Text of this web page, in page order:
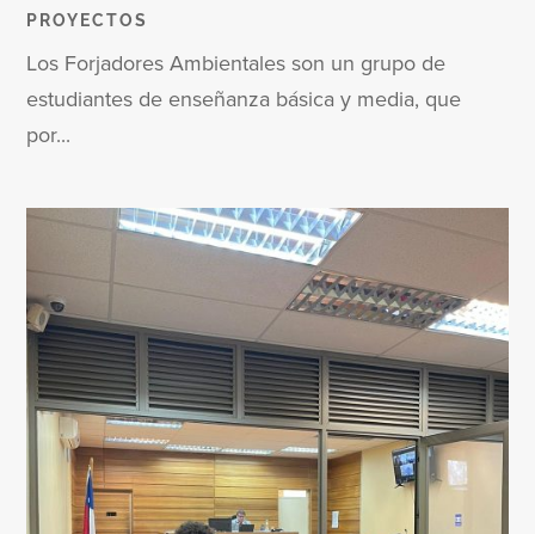
PROYECTOS
Los Forjadores Ambientales son un grupo de
estudiantes de enseñanza básica y media, que
por...